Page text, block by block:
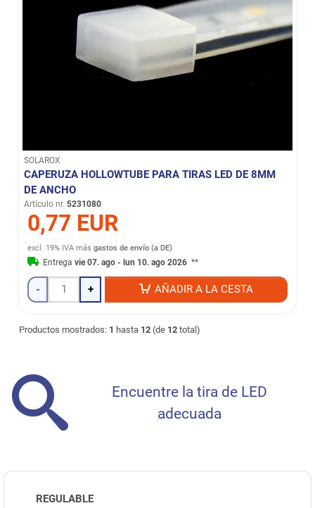
SOLAROX
CAPERUZA HOLLOWTUBE PARA TIRAS LED DE 8MM
DE ANCHO
Artículo nr. 5231080
0,77 EUR
excl. 19% IVA másgastos de envío (a DE)
Entregavie 07. ago - lun 10. ago 2026 **
- + AÑADIR A LA CESTA
Productos mostrados: 1 hasta 12(de 12total)
Encuentre la tira de LED
adecuada
REGULABLE